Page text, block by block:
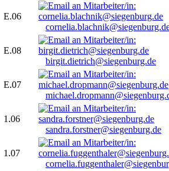
E.06
E.08
birgit.dietrich@siegenburg.de
E.07
1.06
sandra.forstner@siegenburg.de
1.07